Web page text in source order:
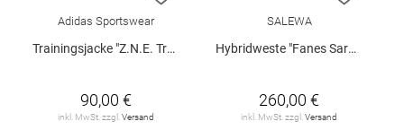
Adidas Sportswear
Trainingsjacke "Z.N.E. Tracktop"
90,00 €
inkl. MwSt. zzgl. Versand
SALEWA
Hybridweste "Fanes Sarner"
260,00 €
inkl. MwSt. zzgl. Versand